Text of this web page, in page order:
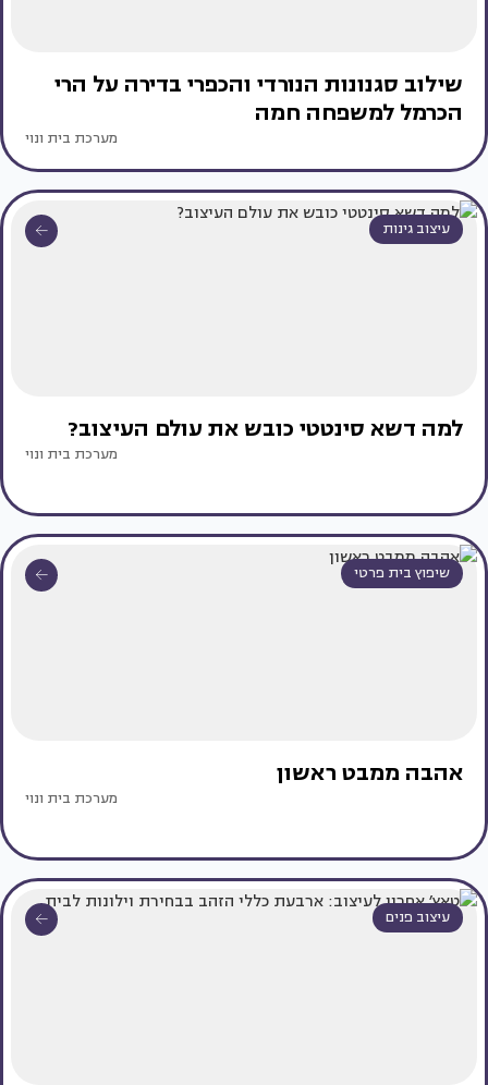
שילוב סגנונות הנורדי והכפרי בדירה על הרי
הכרמל למשפחה חמה
מערכת בית ונוי
עיצוב גינות
למה דשא סינטטי כובש את עולם העיצוב?
מערכת בית ונוי
שיפוץ בית פרטי
אהבה ממבט ראשון
מערכת בית ונוי
עיצוב פנים